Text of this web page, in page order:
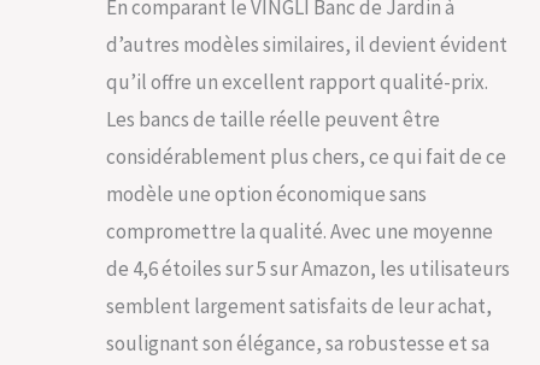
En comparant le VINGLI Banc de Jardin à
d’autres modèles similaires, il devient évident
qu’il offre un excellent rapport qualité-prix.
Les bancs de taille réelle peuvent être
considérablement plus chers, ce qui fait de ce
modèle une option économique sans
compromettre la qualité. Avec une moyenne
de 4,6 étoiles sur 5 sur Amazon, les utilisateurs
semblent largement satisfaits de leur achat,
soulignant son élégance, sa robustesse et sa